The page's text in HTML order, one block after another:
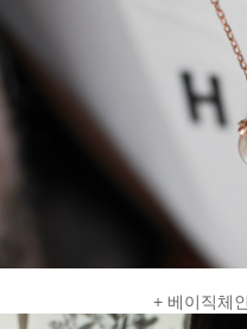
+ 베이직체